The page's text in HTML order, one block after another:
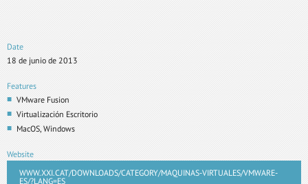
Date
18 de junio de 2013
Features
VMware Fusion
Virtualización Escritorio
MacOS, Windows
Website
WWW.XXI.CAT/DOWNLOADS/CATEGORY/MAQUINAS-VIRTUALES/VMWARE-
ES/?LANG=ES